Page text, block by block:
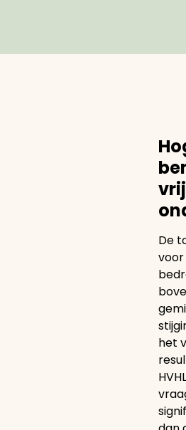
De
voor
het